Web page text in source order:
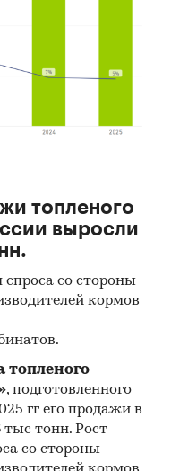
статистики ООН
Statistics,
Валютного
Fund).
(World Bank).
экономического
for
Centre.
топленого
выросли
спроса со стороны
кормов
топленого
, подготовленного
гг его продажи в
тыс тонн. Рост
со стороны